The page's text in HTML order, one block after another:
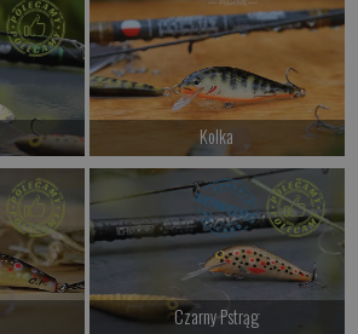
Kup teraz >
Kolka
od 47.00 PLN
Kup teraz >
Czarny Pstrąg